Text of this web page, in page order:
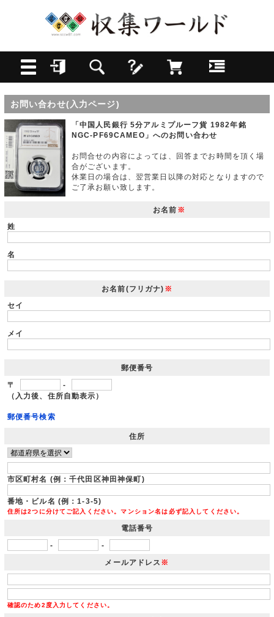
お問い合わせ(入力ページ)
「中国人民銀行 5分アルミプルーフ貨 1982年銘
NGC-PF69CAMEO」へのお問い合わせ
お問合せの内容によっては、回答までお時間を頂く場
合がございます。
休業日の場合は、翌営業日以降の対応となりますので
ご了承お願い致します。
お名前 ※
姓
名
お名前(フリガナ) ※
セイ
メイ
郵便番号
〒
-
（入力後、住所自動表示）
郵便番号検索
住所
市区町村名 (例：千代田区神田神保町)
番地・ビル名 (例：1-3-5)
住所は2つに分けてご記入ください。マンション名は必ず記入してください。
電話番号
- -
メールアドレス ※
確認のため2度入力してください。